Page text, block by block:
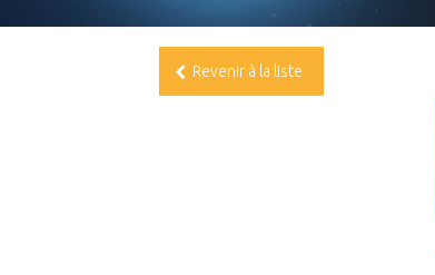
Revenir à la liste